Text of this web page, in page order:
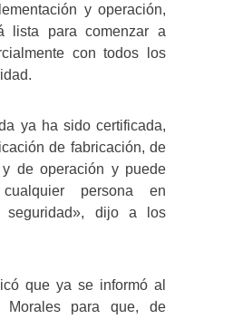
y operación,
lista para comenzar a
con todos los
ya ha sido certificada,
de fabricación, de
y de operación y puede
persona en
seguridad», dijo a los
que ya se informó al
Morales para que, de